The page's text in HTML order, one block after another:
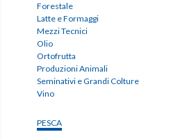
Forestale
Latte e Formaggi
Mezzi Tecnici
Olio
Ortofrutta
Produzioni Animali
Seminativi e Grandi Colture
Vino
PESCA